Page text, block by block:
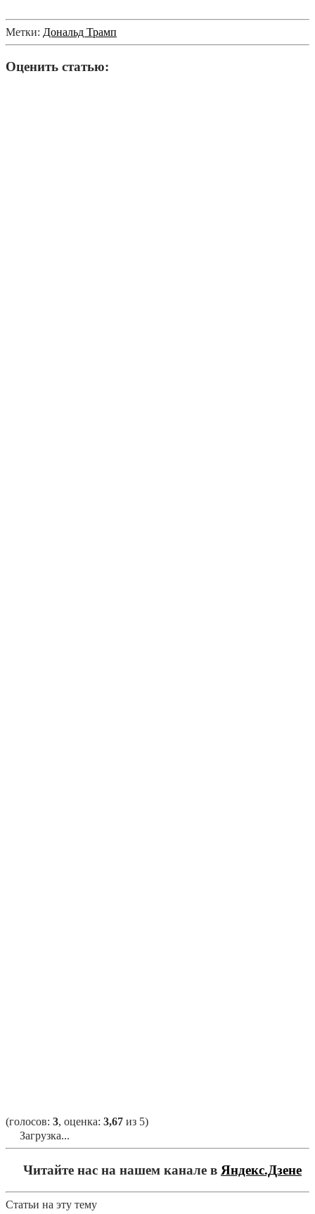
Метки: Дональд Трамп
Оценить статью:
(голосов: 3, оценка: 3,67 из 5)
Загрузка...
Читайте нас на нашем канале в Яндекс.Дзене
Статьи на эту тему